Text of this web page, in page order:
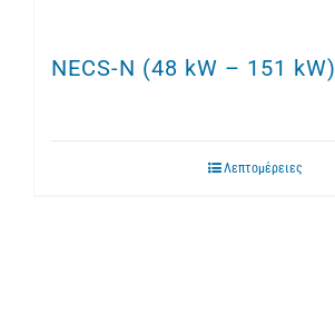
NECS-N (48 kW – 151 kW)
Λεπτομέρειες